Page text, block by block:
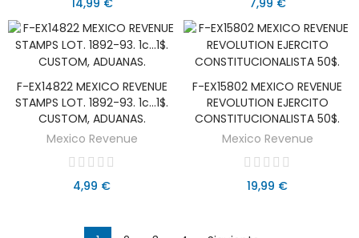
AÑADIR AL CARRITO
F-EX14822 MEXICO REVENUE
STAMPS LOT. 1892-93. 1c...1$.
CUSTOM, ADUANAS.
Mexico Revenue
4,99 €
AÑADIR AL CARRITO
F-EX15802 MEXICO REVENUE
REVOLUTION EJERCITO
CONSTITUCIONALISTA 50$.
Mexico Revenue
19,99 €